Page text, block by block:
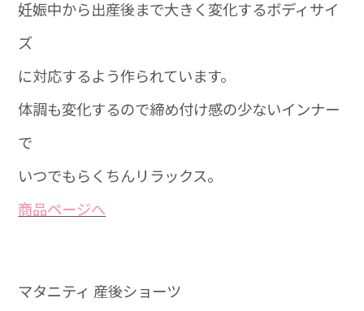
妊娠中から出産後まで大きく変化するボディサイ
ズ
に対応するよう作られています。
体調も変化するので締め付け感の少ないインナー
で
いつでもらくちんリラックス。
商品ページへ
マタニティ 産後ショーツ